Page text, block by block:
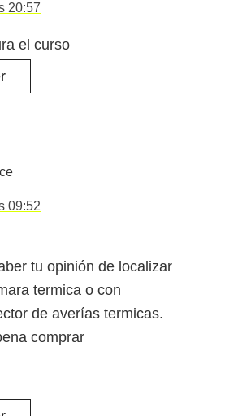
20:57
el curso
09:52
tu opinión de localizar
termica o con
de averías termicas.
comprar